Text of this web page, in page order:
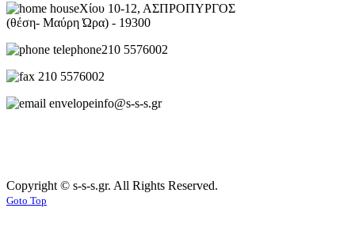
Χίου 10-12, ΑΣΠΡΟΠΥΡΓΟΣ
(θέση- Μαύρη Ώρα) - 19300
210 5576002
210 5576002
info@s-s-s.gr
Copyright © s-s-s.gr. All Rights Reserved.
Goto Top